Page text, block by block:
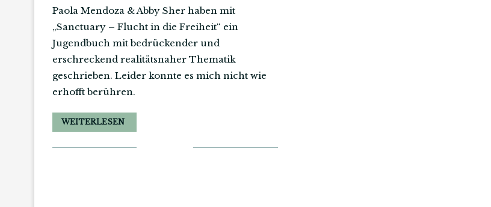
Paola Mendoza & Abby Sher haben mit
„Sanctuary – Flucht in die Freiheit“ ein
Jugendbuch mit bedrückender und
erschreckend realitätsnaher Thematik
geschrieben. Leider konnte es mich nicht wie
erhofft berühren.
WEITERLESEN